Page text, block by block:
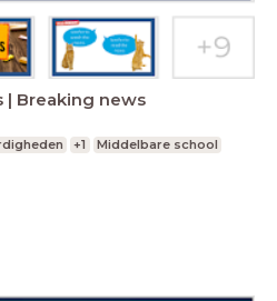
| Breaking news
+1
Middelbare school